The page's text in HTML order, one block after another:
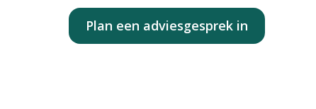
Plan een adviesgesprek in